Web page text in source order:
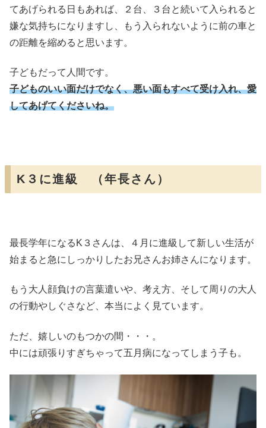
てあげられる日もあれば、２台、３台と続いて入られると
嫌な気持ちになりますし、もう入られないように前の車と
の距離を縮めると思います。
子どもだって人間です。
子どものいい面だけでなく、悪い面もすべて受け入れ、愛
してあげてくださいね。
K３に進級 （年長さん）
最長学年になるK３さんは、４月に進級して新しい生活が
始まると急にしっかりしたお兄さんお姉さんになります。
もう大人顔負けの言葉遣いや、考え方、そして周りの大人
の行動やしぐさなど、本当によく見ています。
ただ、嬉しいのもつかの間・・・。
中には頑張りすぎちゃって五月病になってしまう子も。